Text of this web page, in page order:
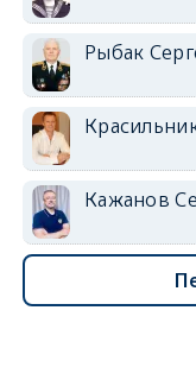
Рыбак
Кажанов